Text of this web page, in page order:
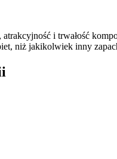
i trwałość
niż jakikolwiek inny